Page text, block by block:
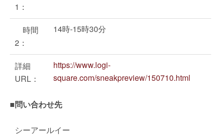
1：
時間
2：
14時-15時30分
詳細
URL：
https://www.logi-
square.com/sneakpreview/150710.html
■問い合わせ先
シーアールイー